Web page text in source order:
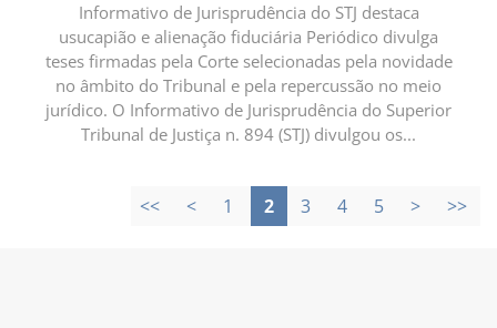
Informativo de Jurisprudência do STJ destaca
usucapião e alienação fiduciária Periódico divulga
teses firmadas pela Corte selecionadas pela novidade
no âmbito do Tribunal e pela repercussão no meio
jurídico. O Informativo de Jurisprudência do Superior
Tribunal de Justiça n. 894 (STJ) divulgou os...
<< < 1 2 3 4 5 > >>